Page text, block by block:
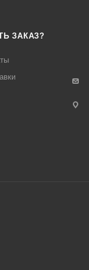
ЗАКАЗ?